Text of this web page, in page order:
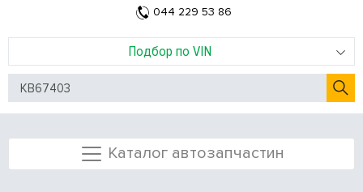
Подбор по VIN
044 229 53 86
Каталог автозапчастин